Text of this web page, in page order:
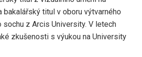
bakalářský titul v oboru výtvarného
sochu z Arcis University. V letech
zkušenosti s výukou na University